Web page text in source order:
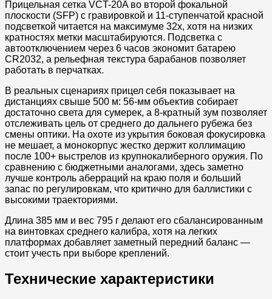
Прицельная сетка VCT-20A во второй фокальной
плоскости (SFP) с гравировкой и 11-ступенчатой красной
подсветкой читается на максимуме 32x, хотя на низких
кратностях метки масштабируются. Подсветка с
автоотключением через 6 часов экономит батарею
CR2032, а рельефная текстура барабанов позволяет
работать в перчатках.​
В реальных сценариях прицел себя показывает на
дистанциях свыше 500 м: 56-мм объектив собирает
достаточно света для сумерек, а 8-кратный зум позволяет
отслеживать цель от среднего до дальнего рубежа без
смены оптики. На охоте из укрытия боковая фокусировка
не мешает, а монокорпус жестко держит коллимацию
после 100+ выстрелов из крупнокалиберного оружия. По
сравнению с бюджетными аналогами, здесь заметно
лучше контроль аберраций на краю поля и больший
запас по регулировкам, что критично для баллистики с
высокими траекториями.​​
Длина 385 мм и вес 795 г делают его сбалансированным
на винтовках среднего калибра, хотя на легких
платформах добавляет заметный передний баланс —
стоит учесть при выборе креплений.
Технические характеристики​